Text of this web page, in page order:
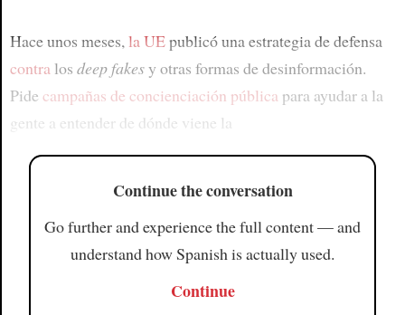
Hace unos meses, la UEpublicó una estrategia de defensa
contra los deep fakesy otras formas de desinformación.
Pide campañas de concienciación pública para ayudar a la
gente a entender de dónde viene la
Continue the conversation
Go further and experience the full content — and
understand how Spanish is actually used.
Continue